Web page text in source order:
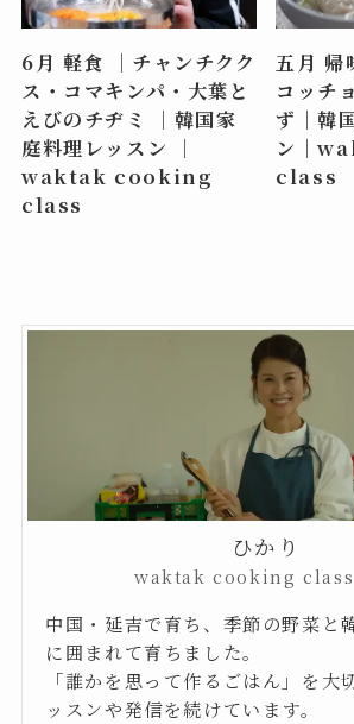
6月 軽食 ｜チャンチクク
ス・コマキンパ・大葉と
えびのチヂミ ｜韓国家
庭料理レッスン ｜
waktak cooking
class
五月 帰
コッチ
ず｜韓
ン｜
class
ひかり
waktak cooking class
中国・延吉で育ち、季節の野菜と
に囲まれて育ちました。
「誰かを思って作るごはん」を大
ッスンや発信を続けています。